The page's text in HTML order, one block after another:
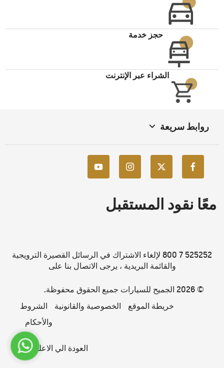
حجز خدمة
الشراء عبر الإنترنت
روابط سريعة
معًا نقود المستقبل
525252 7 800 لإلغاء الاشتراك في الرسائل القصيرة الترويجية
والقائمة البريدية ، يرجى الاتصال بنا على
© 2026 الجميح للسيارات جميع الحقوق محفوظة.
خريطة الموقع
الخصوصية والقانونية
الشروط
والأحكام
العودة الي الاعلى